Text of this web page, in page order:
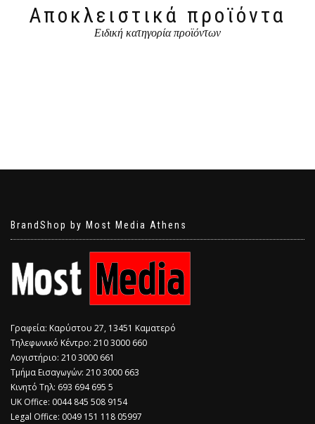
Αποκλειστικά προϊόντα
Ειδική κατηγορία προϊόντων
BrandShop by Most Media Athens
Γραφεία: Καρύστου 27, 13451 Καματερό
Τηλεφωνικό Κέντρο: 210 3000 660
Λογιστήριο: 210 3000 661
Τμήμα Εισαγωγών: 210 3000 663
Κινητό Τηλ: 693 694 695 5
​UK Office: 0044 845 508 9154
Legal Office: 0049 151 118 05997